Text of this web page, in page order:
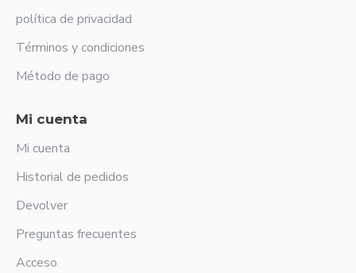
política de privacidad
Términos y condiciones
Método de pago
Mi cuenta
Mi cuenta
Historial de pedidos
Devolver
Preguntas frecuentes
Acceso